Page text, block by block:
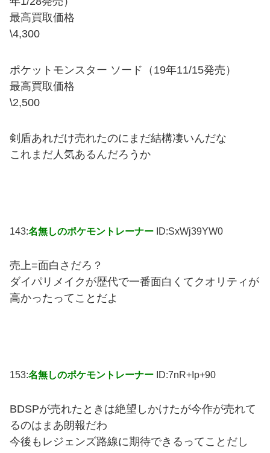
最高買取価格
\4,300
ポケットモンスター ソード（19年11/15発売）
最高買取価格
\2,500
剣盾あれだけ売れたのにまだ結構凄いんだな
これまだ人気あるんだろうか
143:名無しのポケモントレーナー ID:SxWj39YW0
売上=面白さだろ？
ダイパリメイクが歴代で一番面白くてクオリティが
高かったってことだよ
153:名無しのポケモントレーナー ID:7nR+Ip+90
BDSPが売れたときは絶望しかけたが今作が売れて
るのはまあ朗報だわ
今後もレジェンズ路線に期待できるってことだし